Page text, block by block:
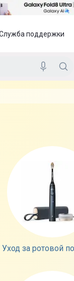
поддержки
Уход за ротовой